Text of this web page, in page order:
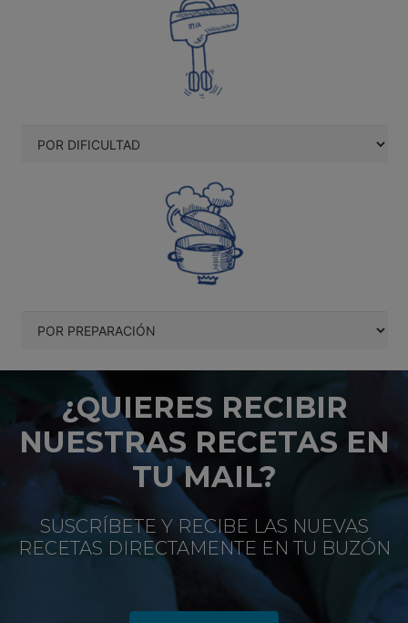
¿QUIERES RECIBIR
NUESTRAS RECETAS EN
TU MAIL?
SUSCRÍBETE Y RECIBE LAS NUEVAS
RECETAS DIRECTAMENTE EN TU BUZÓN